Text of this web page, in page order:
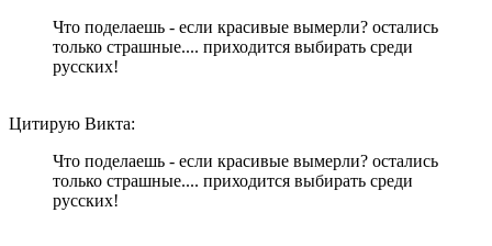
Что поделаешь - если красивые вымерли? остались
только страшные.... приходится выбирать среди
русских!
Цитирую Викта:
Что поделаешь - если красивые вымерли? остались
только страшные.... приходится выбирать среди
русских!